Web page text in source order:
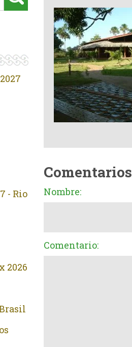
- Rio
2026
Comentarios
Nombre:
Comentario: